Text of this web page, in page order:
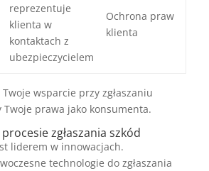
reprezentuje
klienta w
kontaktach z
ubezpieczycielem
Ochrona praw
klienta
Twoje wsparcie przy zgłaszaniu
Twoje prawa jako konsumenta.
zgłaszania szkód
liderem w innowacjach.
technologie do zgłaszania